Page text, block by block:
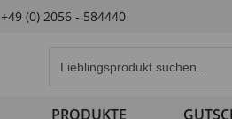
+49 (0) 2056 - 584440
PRODUKTE